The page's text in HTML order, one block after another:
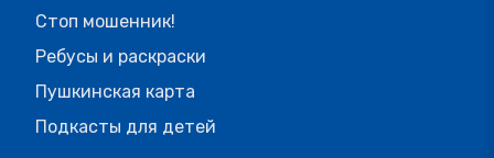
Стоп мошенник!
Ребусы и раскраски
Пушкинская карта
Подкасты для детей